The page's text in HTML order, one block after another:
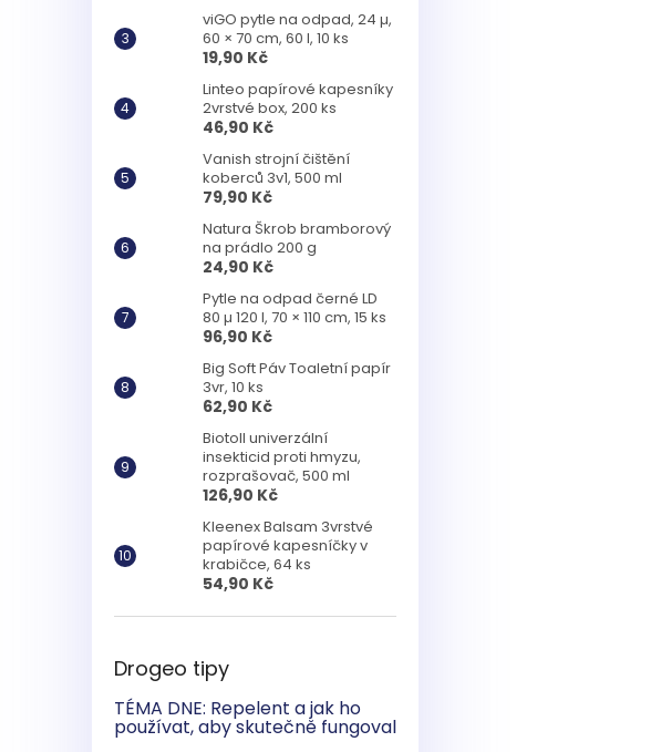
viGO pytle na odpad, 24 µ,
60 × 70 cm, 60 l, 10 ks
19,90 Kč
Linteo papírové kapesníky
2vrstvé box, 200 ks
46,90 Kč
Vanish strojní čištění
koberců 3v1, 500 ml
79,90 Kč
Natura Škrob bramborový
na prádlo 200 g
24,90 Kč
Pytle na odpad černé LD
80 µ 120 l, 70 × 110 cm, 15 ks
96,90 Kč
Big Soft Páv Toaletní papír
3vr, 10 ks
62,90 Kč
Biotoll univerzální
insekticid proti hmyzu,
rozprašovač, 500 ml
126,90 Kč
Kleenex Balsam 3vrstvé
papírové kapesníčky v
krabičce, 64 ks
54,90 Kč
Drogeo tipy
TÉMA DNE: Repelent a jak ho
používat, aby skutečně fungoval